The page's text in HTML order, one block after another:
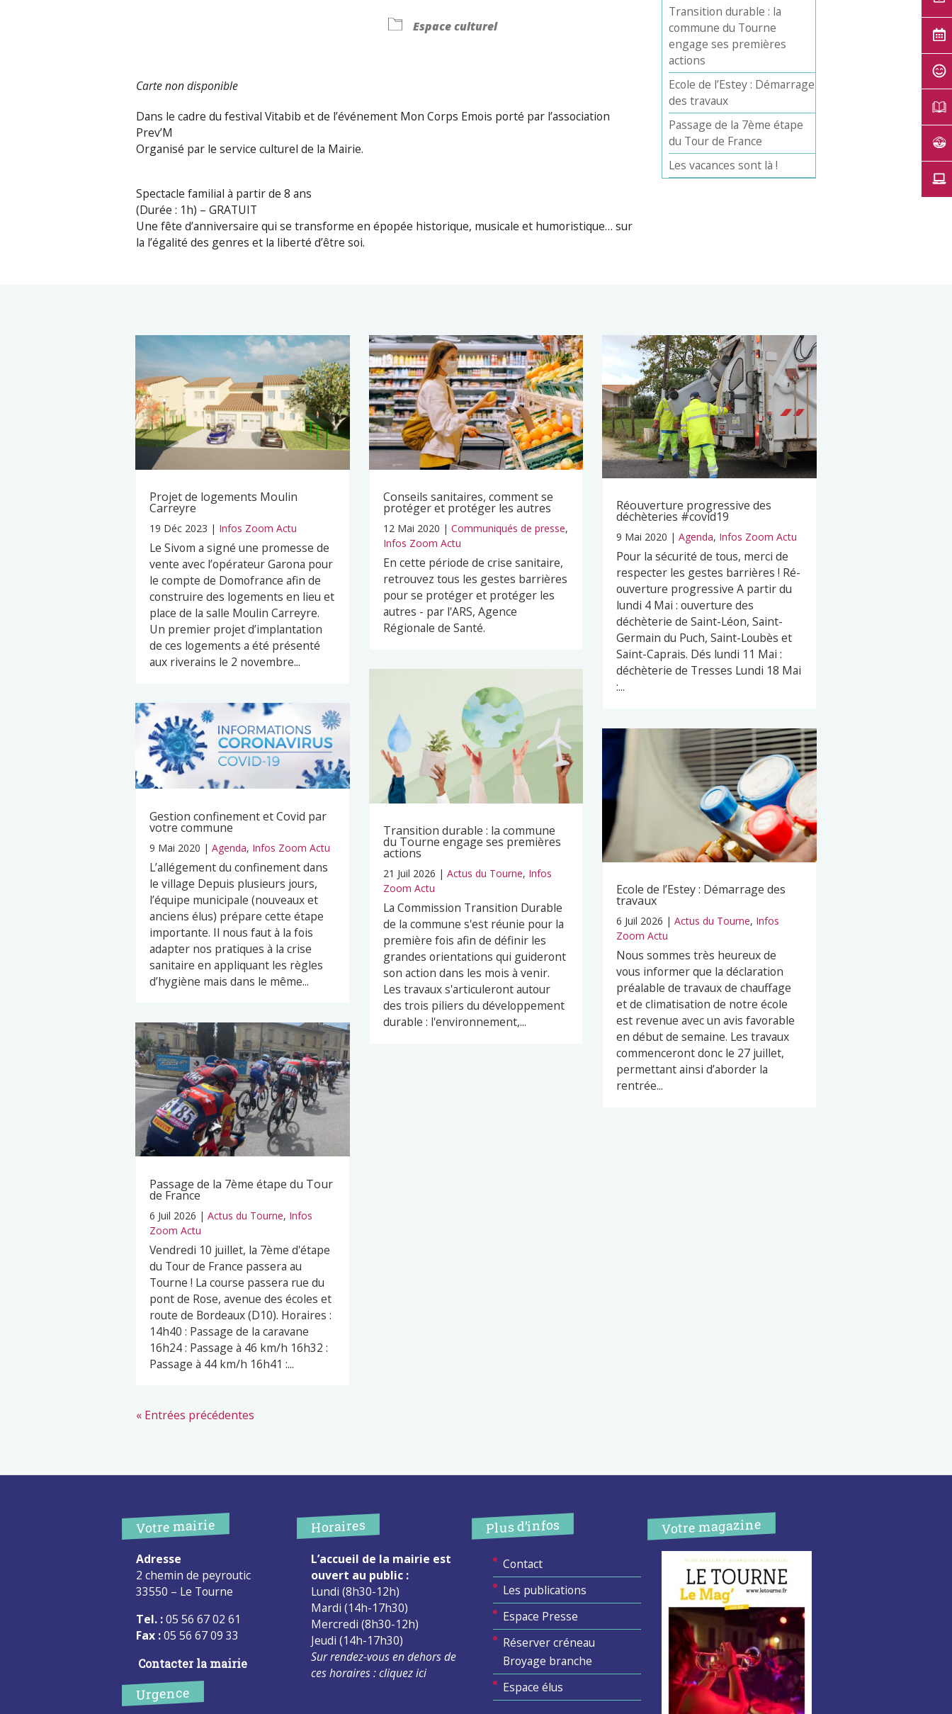
Office 365
Espace culturel
Carte non disponible
Dans le cadre du festival Vitabib et de l’événement Mon Corps Emois porté par l’association
Prev’M
Organisé par le service culturel de la Mairie.
Spectacle familial à partir de 8 ans
(Durée : 1h) – GRATUIT
Une fête d’anniversaire qui se transforme en épopée historique, musicale et humoristique… sur
la l’égalité des genres et la liberté d’être soi.
Transition durable : la
commune du Tourne
engage ses premières
actions
Ecole de l’Estey : Démarrage
des travaux
Passage de la 7ème étape
du Tour de France
Les vacances sont là !
Projet de logements Moulin
Carreyre
19 Déc 2023 | Infos Zoom Actu
Le Sivom a signé une promesse de
vente avec l’opérateur Garona pour
le compte de Domofrance afin de
construire des logements en lieu et
place de la salle Moulin Carreyre.
Un premier projet d’implantation
de ces logements a été présenté
aux riverains le 2 novembre...
Gestion confinement et Covid par
votre commune
9 Mai 2020 | Agenda, Infos Zoom Actu
L’allégement du confinement dans
le village Depuis plusieurs jours,
l’équipe municipale (nouveaux et
anciens élus) prépare cette étape
importante. Il nous faut à la fois
adapter nos pratiques à la crise
sanitaire en appliquant les règles
d’hygiène mais dans le même...
Passage de la 7ème étape du Tour
de France
6 Juil 2026 | Actus du Tourne, Infos
Zoom Actu
Vendredi 10 juillet, la 7ème d'étape
du Tour de France passera au
Tourne ! La course passera rue du
pont de Rose, avenue des écoles et
route de Bordeaux (D10). Horaires :
14h40 : Passage de la caravane
16h24 : Passage à 46 km/h 16h32 :
Passage à 44 km/h 16h41 :...
Conseils sanitaires, comment se
protéger et protéger les autres
12 Mai 2020 | Communiqués de presse,
Infos Zoom Actu
En cette période de crise sanitaire,
retrouvez tous les gestes barrières
pour se protéger et protéger les
autres - par l'ARS, Agence
Régionale de Santé.
Transition durable : la commune
du Tourne engage ses premières
actions
21 Juil 2026 | Actus du Tourne, Infos
Zoom Actu
La Commission Transition Durable
de la commune s'est réunie pour la
première fois afin de définir les
grandes orientations qui guideront
son action dans les mois à venir.
Les travaux s'articuleront autour
des trois piliers du développement
durable : l'environnement,...
Réouverture progressive des
déchèteries #covid19
9 Mai 2020 |Agenda, Infos Zoom Actu
Pour la sécurité de tous, merci de
respecter les gestes barrières ! Ré-
ouverture progressive A partir du
lundi 4 Mai : ouverture des
déchèterie de Saint-Léon, Saint-
Germain du Puch, Saint-Loubès et
Saint-Caprais. Dés lundi 11 Mai :
déchèterie de Tresses Lundi 18 Mai
:...
Ecole de l’Estey : Démarrage des
travaux
6 Juil 2026 |Actus du Tourne, Infos
Zoom Actu
Nous sommes très heureux de
vous informer que la déclaration
préalable de travaux de chauffage
et de climatisation de notre école
est revenue avec un avis favorable
en début de semaine. Les travaux
commenceront donc le 27 juillet,
permettant ainsi d’aborder la
rentrée...
« Entrées précédentes
Votre mairie
Adresse
2 chemin de peyroutic
33550 – Le Tourne
Tel. :05 56 67 02 61
Fax :05 56 67 09 33
Contacter la mairie
Urgence
Horaires
L’accueil de la mairie est
ouvert au public :
Lundi (8h30-12h)
Mardi (14h-17h30)
Mercredi (8h30-12h)
Jeudi (14h-17h30)
Sur rendez-vous en dehors de
ces horaires :cliquez ici
Plus d’infos
Contact
Les publications
Espace Presse
Réserver créneau
Broyage branche
Espace élus
Votre magazine